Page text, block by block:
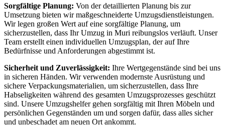
Sorgfältige Planung: Von der detaillierten Planung bis zur
Umsetzung bieten wir maßgeschneiderte Umzugsdienstleistungen.
Wir legen großen Wert auf eine sorgfältige Planung, um
sicherzustellen, dass Ihr Umzug in Muri reibungslos verläuft. Unser
Team erstellt einen individuellen Umzugsplan, der auf Ihre
Bedürfnisse und Anforderungen abgestimmt ist.
Sicherheit und Zuverlässigkeit: Ihre Wertgegenstände sind bei uns
in sicheren Händen. Wir verwenden modernste Ausrüstung und
sichere Verpackungsmaterialien, um sicherzustellen, dass Ihre
Habseligkeiten während des gesamten Umzugsprozesses geschützt
sind. Unsere Umzugshelfer gehen sorgfältig mit Ihren Möbeln und
persönlichen Gegenständen um und sorgen dafür, dass alles sicher
und unbeschadet am neuen Ort ankommt.